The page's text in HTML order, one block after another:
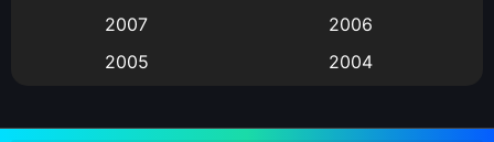
Big tits (นมใหญ่)
Bitch (ผู้หญิงร่าน)
2007
2006
2005
2004